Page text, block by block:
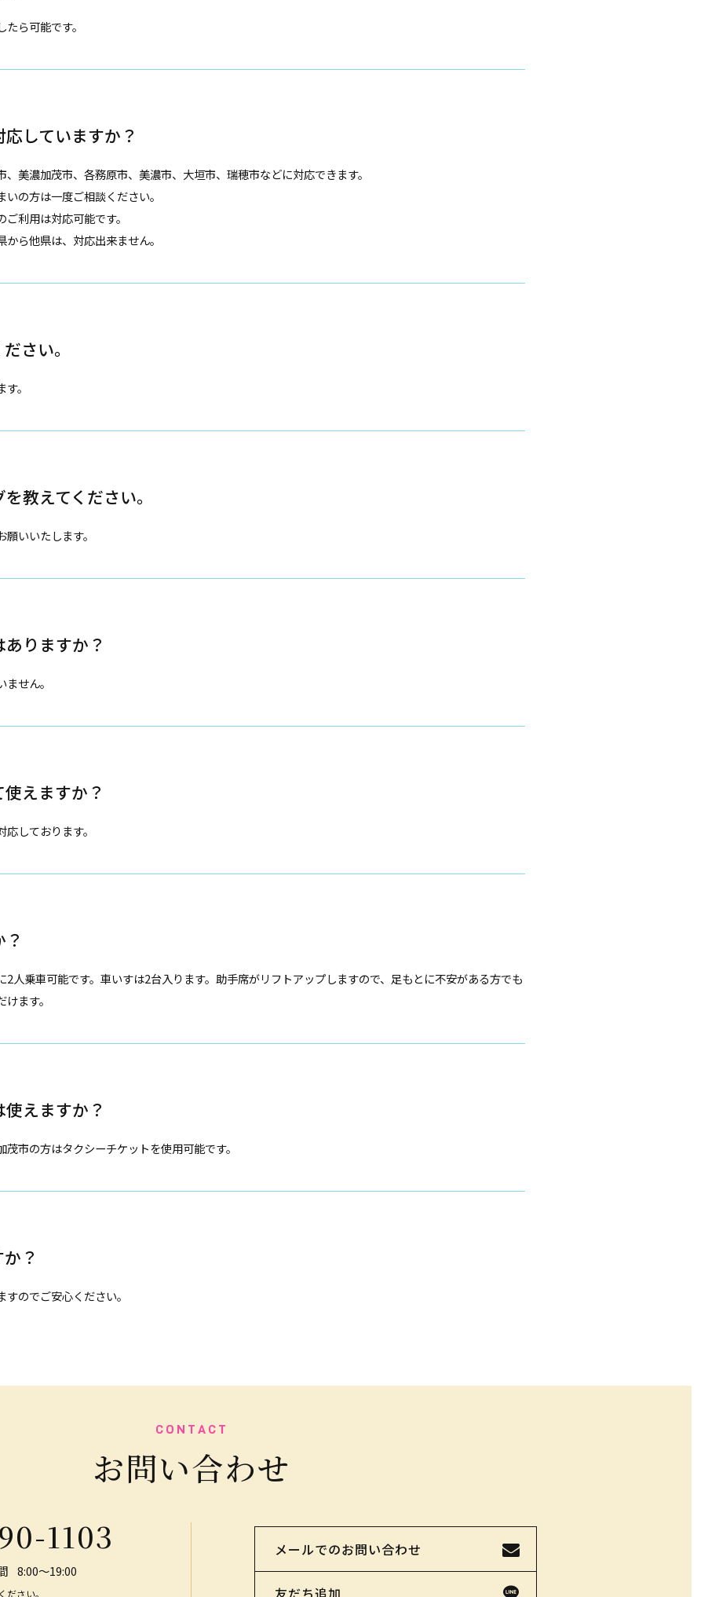
ら可能です。
していますか？
、美濃加茂市、各務原市、美濃市、大垣市、瑞穂市などに対応できます。
の方は一度ご相談ください。
利用は対応可能です。
ら他県は、対応出来ません。
さい。
。
教えてください。
いいたします。
りますか？
せん。
えますか？
しております。
2人乗車可能です。車いすは2台入ります。助手席がリフトアップしますので、足もとに不安がある方でも
ます。
えますか？
市の方はタクシーチケットを使用可能です。
？
のでご安心ください。
CONTACT
お問い合わせ
1103
8:00～19:00
ださい。
メールでのお問い合わせ
友だち追加